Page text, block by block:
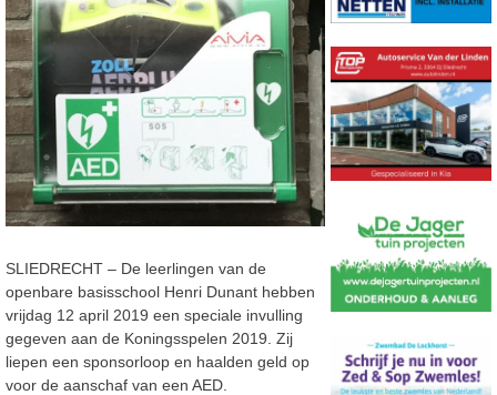
SLIEDRECHT – De leerlingen van de
openbare basisschool Henri Dunant hebben
vrijdag 12 april 2019 een speciale invulling
gegeven aan de Koningsspelen 2019. Zij
liepen een sponsorloop en haalden geld op
voor de aanschaf van een AED.